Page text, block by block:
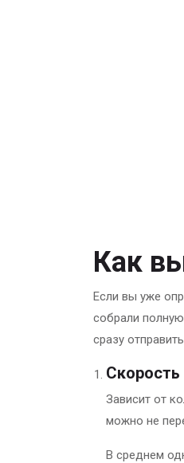
Как
Если вы уже
собрали
сразу
Зависит от
можно не
В среднем